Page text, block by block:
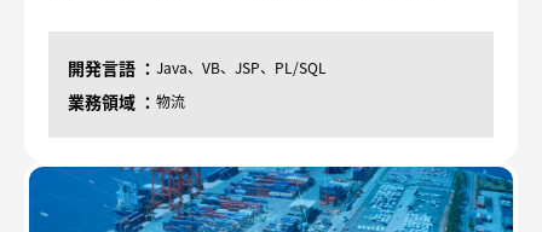
開発言語 Java、VB、JSP、PL/SQL
業務領域 物流